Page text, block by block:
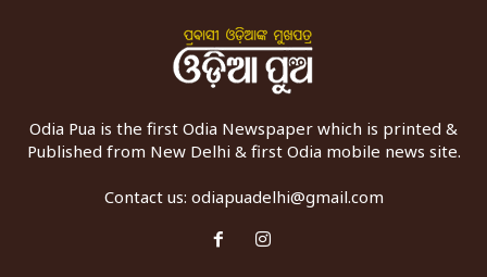
Odia Pua is the first Odia Newspaper which is printed &
Published from New Delhi & first Odia mobile news site.
Contact us: odiapuadelhi@gmail.com